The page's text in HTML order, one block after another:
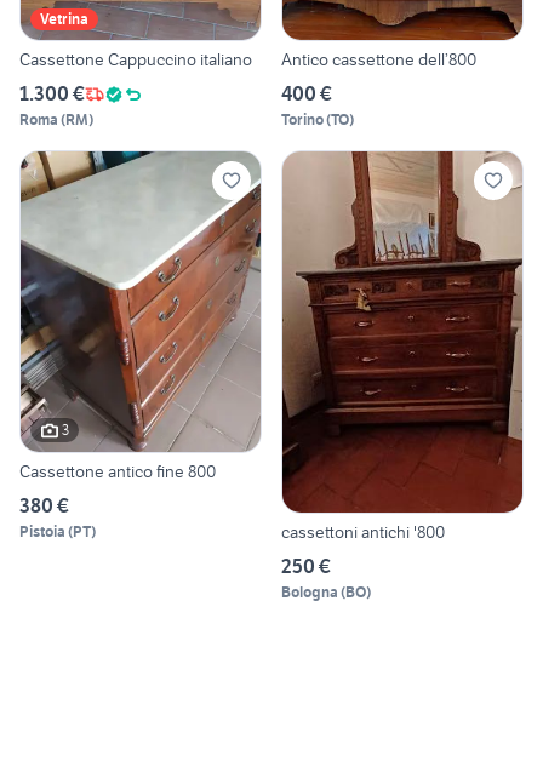
Vetrina
Cassettone Cappuccino italiano
1.300 €
Roma (RM)
Antico cassettone dell’800
400 €
Torino(TO)
3
Cassettone antico fine 800
380 €
Pistoia (PT) cassettoni antichi '800
250 €
Bologna (BO)